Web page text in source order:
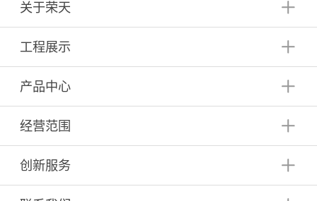
关于荣天
工程展示
产品中心
经营范围
创新服务